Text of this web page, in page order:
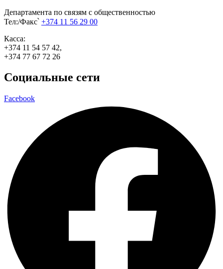
Департамента по связям с общественностью
Тел:/Факс՝ +374 11 56 29 00
Касса:
+374 11 54 57 42,
+374 77 67 72 26
Социальные сети
Facebook